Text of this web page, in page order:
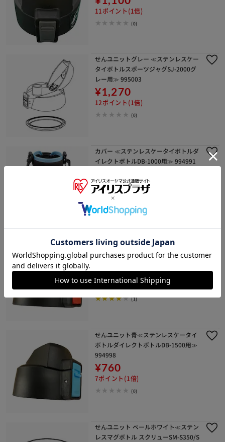
11ポイント(1倍)
(0)
せんユニットグレー ≪ステンレスケー
タイボトルスポーツジャグSJ-2000グ
レー用≫ 995003
¥1,270
12ポイント(1倍)
(0)
カバー ≪ステンレスケータイボトルダ
イレクトボトルDB-1000用≫ 994991
16ポイント(1倍)
せんユニット赤≪ステンレスケータイ
ボトルダイレクトボトルDB-1500用≫
¥690
(1)
せんユニット青≪ステンレスケータイ
ボトルダイレクトボトルDB-1500用≫
994998
¥760
7ポイント(1倍)
(0)
せんユニット ペールホワイト≪ステン
レスマグボトル スクリューSM-S350/S